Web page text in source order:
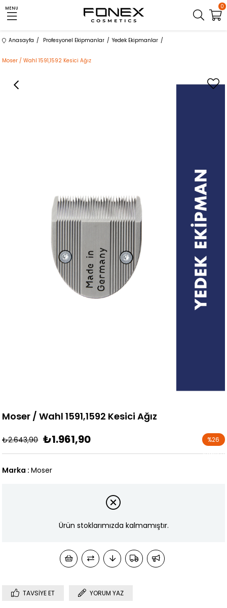
MENU 0
Anasayfa Profesyonel Ekipmanlar Yedek Ekipmanlar
Moser / Wahl 1591,1592 Kesici Ağız
Moser / Wahl 1591,1592 Kesici Ağız
₺2.643,90 ₺1.961,90 %26
İndirim
Marka : Moser
Ürün stoklarımızda kalmamıştır.
TAVSIYE ET YORUM YAZ